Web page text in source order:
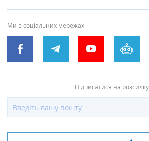
Ми в соціальних мережах
Підписатися на розсилку